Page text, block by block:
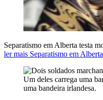
Separatismo em Alberta testa
ler mais Separatismo em